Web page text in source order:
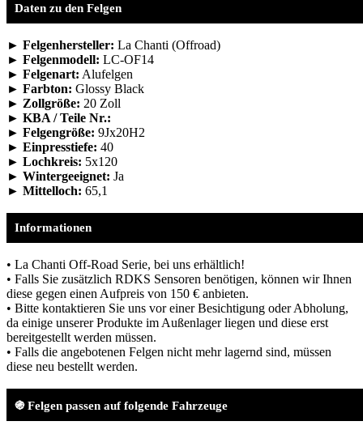
Daten zu den Felgen
► Felgenhersteller: La Chanti (Offroad)
► Felgenmodell: LC-OF14
► Felgenart: Alufelgen
► Farbton: Glossy Black
► Zollgröße: 20 Zoll
► KBA / Teile Nr.:
► Felgengröße: 9Jx20H2
► Einpresstiefe: 40
► Lochkreis: 5x120
► Wintergeeignet: Ja
► Mittelloch: 65,1
Informationen
• La Chanti Off-Road Serie, bei uns erhältlich!
• Falls Sie zusätzlich RDKS Sensoren benötigen, können wir Ihnen
diese gegen einen Aufpreis von 150 € anbieten.
• Bitte kontaktieren Sie uns vor einer Besichtigung oder Abholung,
da einige unserer Produkte im Außenlager liegen und diese erst
bereitgestellt werden müssen.
• Falls die angebotenen Felgen nicht mehr lagernd sind, müssen
diese neu bestellt werden.
֍ Felgen passen auf folgende Fahrzeuge